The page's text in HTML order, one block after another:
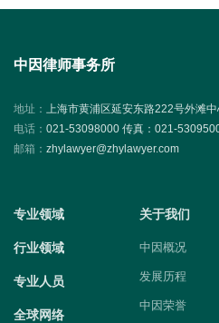
中因律师事务所
地址：
上海市黄浦区延安东路222号外滩
电话： 021-53098000 传真：021-
邮箱： zhylawyer@zhylawyer.com
专业领域
行业领域
专业人员
全球网络
关于我们
中因概况
发展历程
中因荣誉